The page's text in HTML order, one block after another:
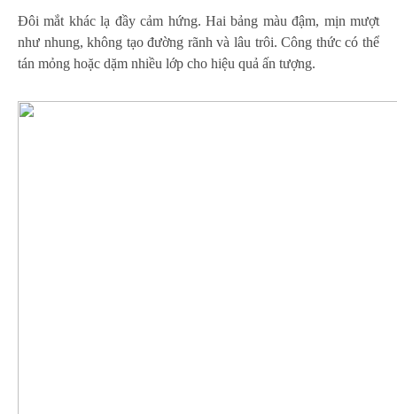
Đôi mắt khác lạ đầy cảm hứng. Hai bảng màu đậm, mịn mượt
như nhung, không tạo đường rãnh và lâu trôi. Công thức có thể
tán mỏng hoặc dặm nhiều lớp cho hiệu quả ấn tượng.